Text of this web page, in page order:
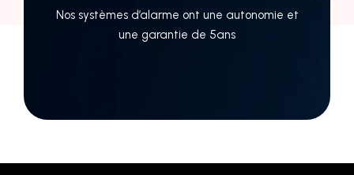
Nos systèmes d’alarme ont une autonomie et
une garantie de 5ans